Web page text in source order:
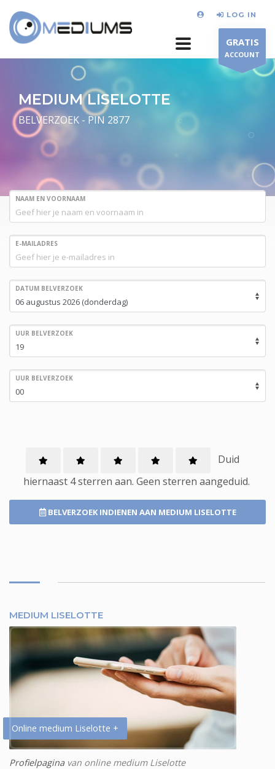
LOG IN
GRATIS
ACCOUNT
MEDIUM LISELOTTE
BELVERZOEK - PIN 2877
NAAM EN VOORNAAM
E-MAILADRES
DATUM BELVERZOEK
UUR BELVERZOEK
UUR BELVERZOEK
Duid
hiernaast 4 sterren aan. Geen sterren aangeduid.
BELVERZOEK INDIENEN AAN MEDIUM LISELOTTE
MEDIUM LISELOTTE
Online medium Liselotte +
Profielpaginavan online medium Liselotte